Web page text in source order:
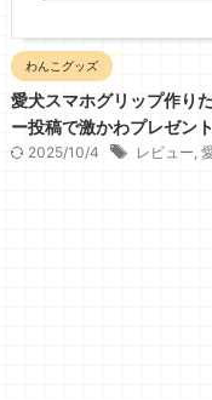
わんこグッズ
愛犬スマホグリップ作り
ー投稿で激かわプレゼン
2025/10/4 レビュー,